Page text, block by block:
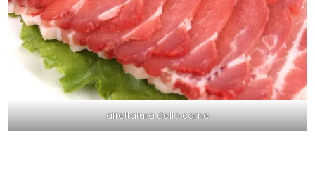
affettatura della carne